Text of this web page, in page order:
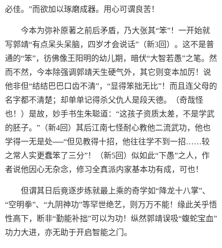
必佳。”而欲加以琢磨成器。用心可谓良苦！
今本为弥补原著之前后矛盾，乃大张其“笨”！一开始就
写郭靖“有点呆头呆脑，四岁才会说话”（新3回）。这不是普
通的“笨”，彷佛像王阳明的幼儿期，暗伏“大智若愚”之笔。然
而不然，今本除强调郭靖天生硬气外，其它则变本加厉！说
他非但“结结巴巴口齿不清”，“显得笨拙无比”！而且连父母的
名字都不清楚；却单单记得杀父仇人是段天德。（奇哉怪
也！）是故，妙手书生朱聪道：“这孩子资质太差，不是学武
的胚子。”（新4回）其后江南七怪耐心教他二流武功，他也
学得一无是处──“但见教得十招，他往往学不到一招……较
之常人实更蠢笨了三分”！（新5回）似如此“下愚”之人，作
者说他因心无杂念，修习全真派内家基本功有成，可也！
但谓其日后竟逐步练就最上乘的奇学如“降龙十八掌”、
“空明拳”、“九阴神功”等罕世绝艺，则万万不能！缘此关乎悟
性高下，断非“勤能补拙”可以为功！纵然郭靖误吸“蝮蛇宝血”
功力大进，亦无助于开启智能之门。